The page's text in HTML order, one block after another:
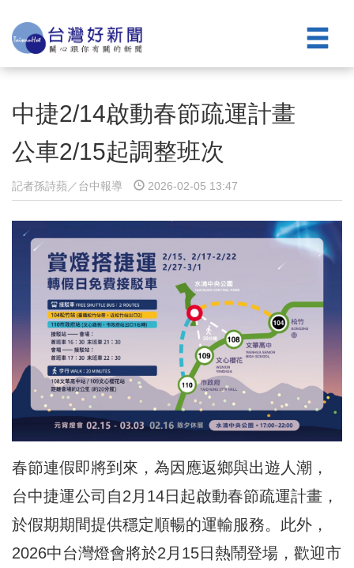
中捷2/14啟動春節疏運計畫
公車2/15起調整班次
記者孫詩蘋／台中報導 2026-02-05 13:47
春節連假即將到來，為因應返鄉與出遊人潮，
台中捷運公司自2月14日起啟動春節疏運計畫，
於假期期間提供穩定順暢的運輸服務。此外，
2026中台灣燈會將於2月15日熱鬧登場，歡迎市